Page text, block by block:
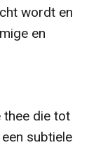
wordt en
en
thee die tot
subtiele